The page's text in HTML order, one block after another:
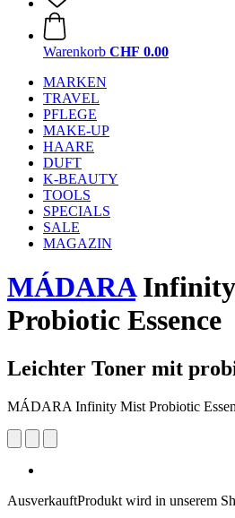
Warenkorb CHF 0.00
MARKEN
TRAVEL
PFLEGE
MAKE-UP
HAARE
DUFT
K-BEAUTY
TOOLS
SPECIALS
SALE
MAGAZIN
MÁDARA
Probiotic Essence
Leichter Toner mit
MÁDARA Infinity Mist Probiotic
AusverkauftProdukt wird in unserem